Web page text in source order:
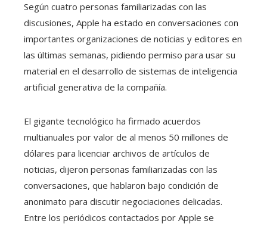
Según cuatro personas familiarizadas con las
discusiones, Apple ha estado en conversaciones con
importantes organizaciones de noticias y editores en
las últimas semanas, pidiendo permiso para usar su
material en el desarrollo de sistemas de inteligencia
artificial generativa de la compañía.
El gigante tecnológico ha firmado acuerdos
multianuales por valor de al menos 50 millones de
dólares para licenciar archivos de artículos de
noticias, dijeron personas familiarizadas con las
conversaciones, que hablaron bajo condición de
anonimato para discutir negociaciones delicadas.
Entre los periódicos contactados por Apple se